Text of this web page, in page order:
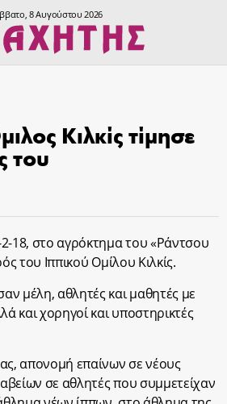
8 Αυγούστου 2026
Κιλκίς τίμησε
του
18, στο αγρόκτημα του «Ράντσου
του Ιππικού Ομίλου Κιλκίς.
μέλη, αθλητές και μαθητές με
και χορηγοί και υποστηρικτές
απονομή επαίνων σε νέους
σε αθλητές που συμμετείχαν